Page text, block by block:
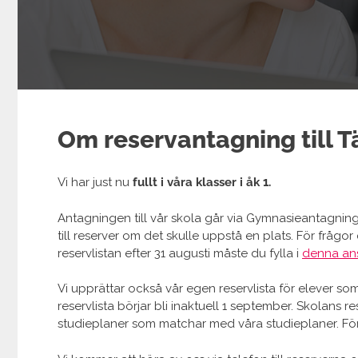
Om reservantagning till
Vi har just nu fullt i våra klasser i åk 1.
Antagningen till vår skola går via
till reserver om det skulle uppstå en plats. För
reservlistan efter 31 augusti måste du fylla i denna
Vi upprättar också vår egen reservlista för elever
reservlista börjar bli inaktuell 1 september. Skolans
studieplaner som matchar med våra studieplaner.